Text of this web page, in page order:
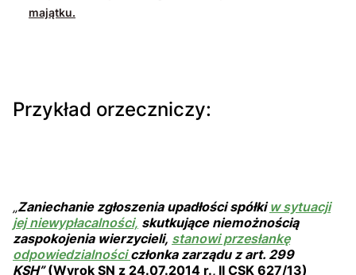
majątku.
Przykład orzeczniczy:
„Zaniechanie zgłoszenia upadłości spółkiw sytuacji
jej niewypłacalności, skutkujące niemożnością
zaspokojenia wierzycieli, stanowi przesłankę
odpowiedzialnościczłonka zarządu z art. 299
KSH”(Wyrok SN z 24.07.2014 r., II CSK 627/13)